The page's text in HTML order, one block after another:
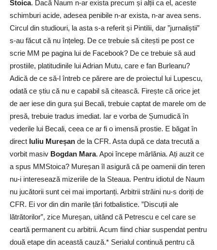
Stoica. Dacă Naum n-ar exista precum și alții ca el, aceste
schimburi acide, adesea penibile n-ar exista, n-ar avea sens.
Circul din studiouri, la asta s-a referit și Pintilii, dar ”jurnaliștii”
s-au făcut că nu înțeleg. De ce trebuie să citești pe post ce
scrie MM pe pagina lui de Facebook? De ce trebuie să aud
prostiile, platitudinile lui Adrian Mutu, care e fan Burleanu?
Adică de ce să-l întreb ce părere are de proiectul lui Lupescu,
odată ce știu că nu e capabil să citească. Firește că orice jet
de aer iese din gura șui Becali, trebuie captat de marele om de
presă, trebuie tradus imediat. Iar e vorba de Șumudică în
vederile lui Becali, ceea ce ar fi o imensă prostie. E băgat în
direct Iuliu Mureșan de la CFR. Asta după ce data trecută a
vorbit masiv Bogdan Mara. Apoi începe mârlănia. Ați auzit ce
a spus MMStoica? Mureșan îl asigură că pe oamenii din teren
nu-i interesează mizeriile de la Steaua. Pentru idiotul de Naum
nu jucătorii sunt cei mai importanți. Arbitrii străini nu-s doriți de
CFR. Ei vor din din marile țări fotbalistice. ”Discuții ale
lătrătorilor”, zice Mureșan, uitând că Petrescu e cel care se
ceartă permanent cu arbitrii. Acum fiind chiar suspendat pentru
două etape din această cauză.* Serialul continuă pentru că